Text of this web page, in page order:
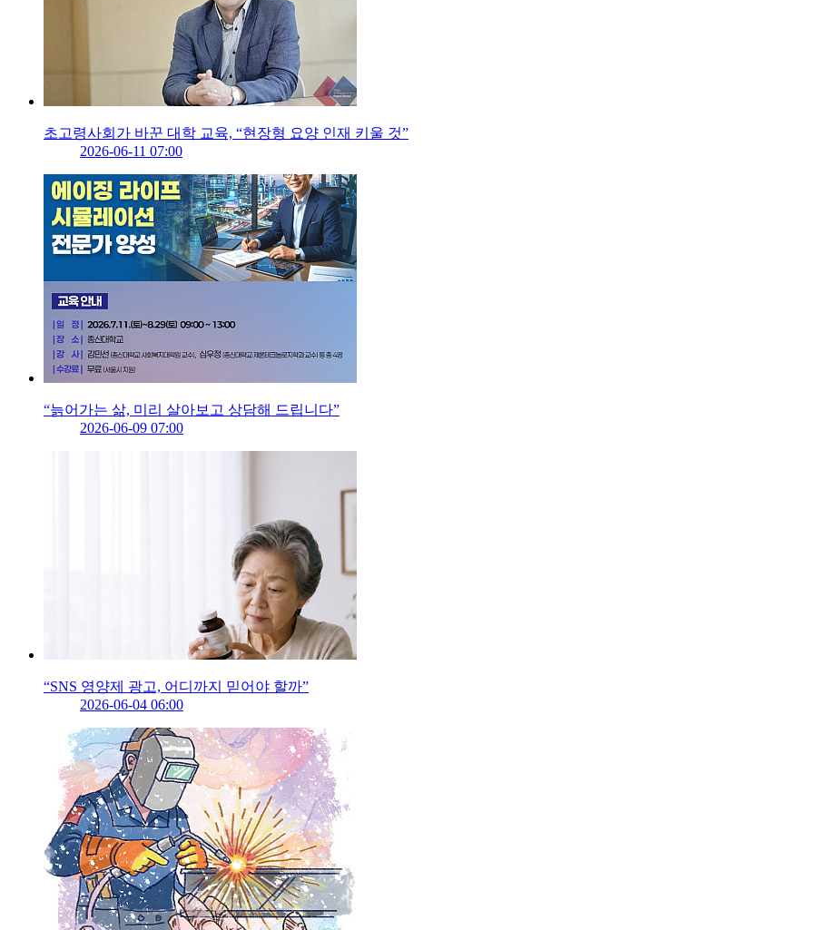
초고령사회가 바꾼 대학 교육, “현장형 요양 인재 키울 것”
2026-06-11 07:00
“늙어가는 삶, 미리 살아보고 상담해 드립니다”
2026-06-09 07:00
“SNS 영양제 광고, 어디까지 믿어야 할까”
2026-06-04 06:00